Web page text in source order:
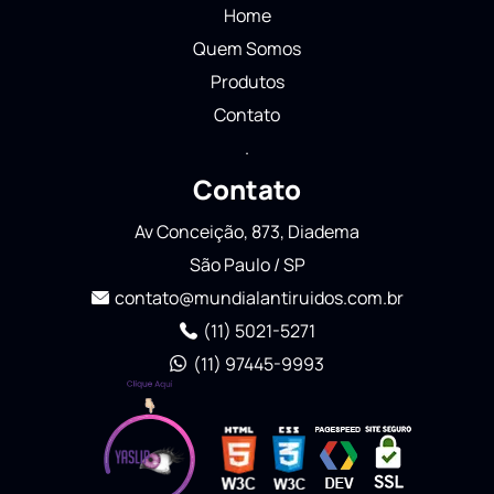
Home
Quem Somos
Produtos
Contato
.
Contato
Av Conceição, 873, Diadema
São Paulo / SP
contato@mundialantiruidos.com.br
(11) 5021-5271
(11) 97445-9993